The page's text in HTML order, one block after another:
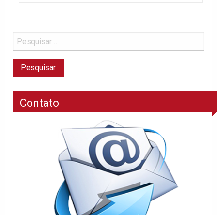
Contato